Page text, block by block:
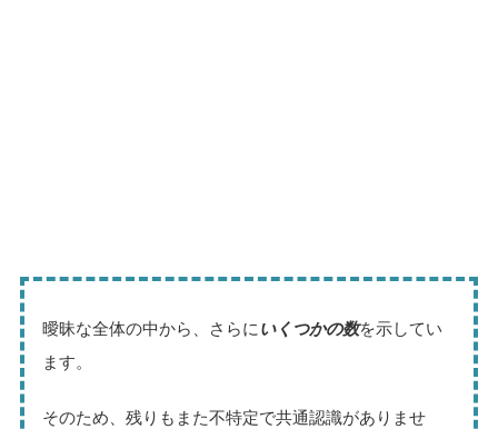
曖昧な全体の中から、さらに いくつかの数を示してい
ます。
そのため、残りもまた不特定で共通認識がありませ